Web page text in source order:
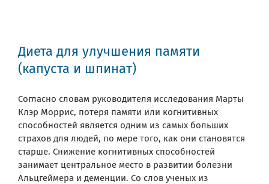
Диета для улучшения памяти
(капуста и шпинат)
Согласно словам руководителя исследования Марты
Клэр Моррис, потеря памяти или когнитивных
способностей является одним из самых больших
страхов для людей, по мере того, как они становятся
старше. Снижение когнитивных способностей
занимает центральное место в развитии болезни
Альцгеймера и деменции. Со слов ученых из